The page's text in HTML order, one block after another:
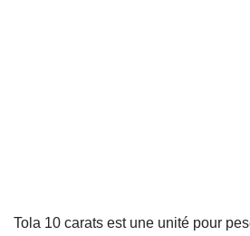
Tola 10 carats est une unité pour